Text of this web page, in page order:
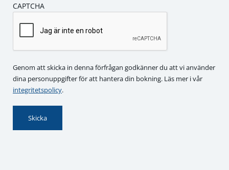
CAPTCHA
Genom att skicka in denna förfrågan godkänner du att vi använder
dina personuppgifter för att hantera din bokning. Läs mer i vår
integritetspolicy.